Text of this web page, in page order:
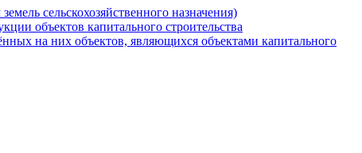
сельскохозяйственного назначения)
объектов капитального строительства
на них объектов, являющихся объектами капитального